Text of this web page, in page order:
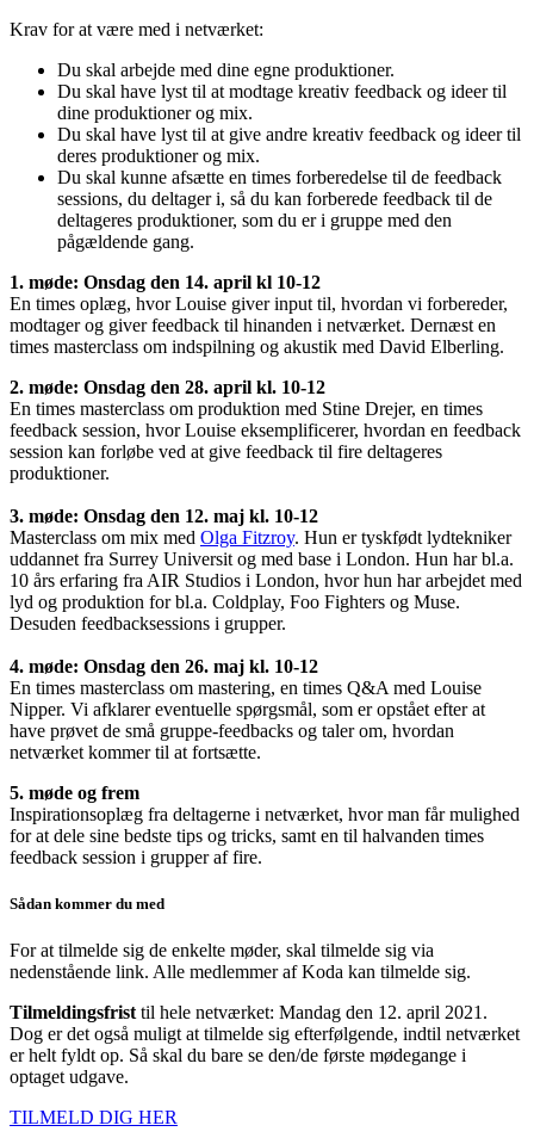
Krav for at være med i netværket:
Du skal arbejde med dine egne produktioner.
Du skal have lyst til at modtage kreativ feedback og ideer til
dine produktioner og mix.
Du skal have lyst til at give andre kreativ feedback og ideer til
deres produktioner og mix.
Du skal kunne afsætte en times forberedelse til de feedback
sessions, du deltager i, så du kan forberede feedback til de
deltageres produktioner, som du er i gruppe med den
pågældende gang.
1. møde: Onsdag den 14. april kl 10-12
En times oplæg, hvor Louise giver input til, hvordan vi forbereder,
modtager og giver feedback til hinanden i netværket. Dernæst en
times masterclass om indspilning og akustik med David Elberling.
2. møde: Onsdag den 28. april kl. 10-12
En times masterclass om produktion med Stine Drejer, en times
feedback session, hvor Louise eksemplificerer, hvordan en feedback
session kan forløbe ved at give feedback til fire deltageres
produktioner.
3. møde: Onsdag den 12. maj kl. 10-12
Masterclass om mix med Olga Fitzroy. Hun er tyskfødt lydtekniker
uddannet fra Surrey Universit og med base i London. Hun har bl.a.
10 års erfaring fra AIR Studios i London, hvor hun har arbejdet med
lyd og produktion for bl.a. Coldplay, Foo Fighters og Muse.
Desuden feedbacksessions i grupper.
4. møde: Onsdag den 26. maj kl. 10-12
En times masterclass om mastering, en times Q&A med Louise
Nipper. Vi afklarer eventuelle spørgsmål, som er opstået efter at
have prøvet de små gruppe-feedbacks og taler om, hvordan
netværket kommer til at fortsætte.
5. møde og frem
Inspirationsoplæg fra deltagerne i netværket, hvor man får mulighed
for at dele sine bedste tips og tricks, samt en til halvanden times
feedback session i grupper af fire.
Sådan kommer du med
For at tilmelde sig de enkelte møder, skal tilmelde sig via
nedenstående link. Alle medlemmer af Koda kan tilmelde sig.
Tilmeldingsfrist til hele netværket: Mandag den 12. april 2021.
Dog er det også muligt at tilmelde sig efterfølgende, indtil netværket
er helt fyldt op. Så skal du bare se den/de første mødegange i
optaget udgave.
TILMELD DIG HER